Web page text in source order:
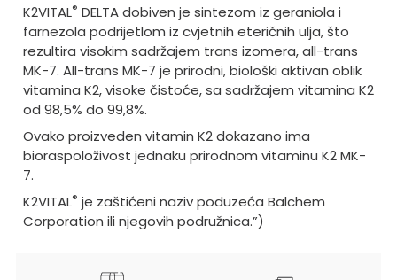
K2VITAL® DELTA dobiven je sintezom iz geraniola i
farnezola podrijetlom iz cvjetnih eteričnih ulja, što
rezultira visokim sadržajem trans izomera, all-trans
MK-7. All-trans MK-7 je prirodni, biološki aktivan oblik
vitamina K2, visoke čistoće, sa sadržajem vitamina K2
od 98,5% do 99,8%.
Ovako proizveden vitamin K2 dokazano ima
bioraspoloživost jednaku prirodnom vitaminu K2 MK-
7.
K2VITAL® je zaštićeni naziv poduzeća Balchem
Corporation ili njegovih podružnica.”)